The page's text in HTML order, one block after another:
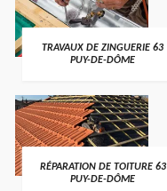
TRAVAUX DE ZINGUERIE 63
PUY-DE-DÔME
RÉPARATION DE TOITURE 63
PUY-DE-DÔME